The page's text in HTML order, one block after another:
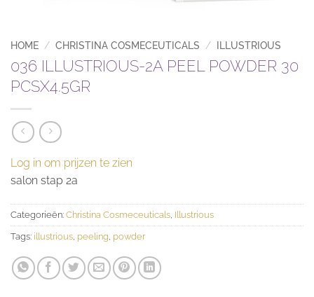
HOME / CHRISTINA COSMECEUTICALS / ILLUSTRIOUS
036 ILLUSTRIOUS-2A PEEL POWDER 30
PCSX4.5GR
Log in om prijzen te zien
salon stap 2a
Categorieën: Christina Cosmeceuticals, Illustrious
Tags: illustrious, peeling, powder